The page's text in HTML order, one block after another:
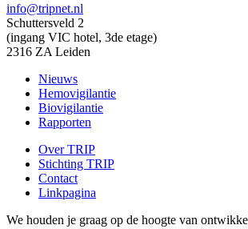
info@tripnet.nl
Schuttersveld 2
(ingang VIC hotel, 3de etage)
2316 ZA Leiden
Nieuws
Hemovigilantie
Biovigilantie
Rapporten
Over TRIP
Stichting TRIP
Contact
Linkpagina
We houden je graag op de hoogte van